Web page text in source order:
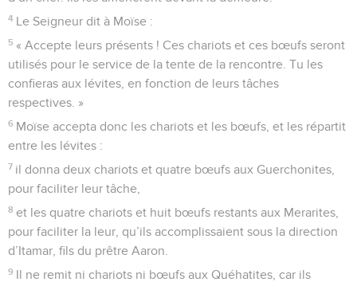
4 Le Seigneur dit à Moïse :
5 « Accepte leurs présents ! Ces chariots et ces bœufs seront
utilisés pour le service de la tente de la rencontre. Tu les
confieras aux lévites, en fonction de leurs tâches
respectives. »
6 Moïse accepta donc les chariots et les bœufs, et les répartit
entre les lévites :
7 il donna deux chariots et quatre bœufs aux Guerchonites,
pour faciliter leur tâche,
8 et les quatre chariots et huit bœufs restants aux Merarites,
pour faciliter la leur, qu’ils accomplissaient sous la direction
d’Itamar, fils du prêtre Aaron.
9 Il ne remit ni chariots ni bœufs aux Quéhatites, car ils